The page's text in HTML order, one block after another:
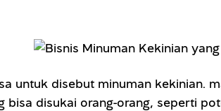
untuk disebut minuman kekinian.
bisa disukai orang-orang, seperti